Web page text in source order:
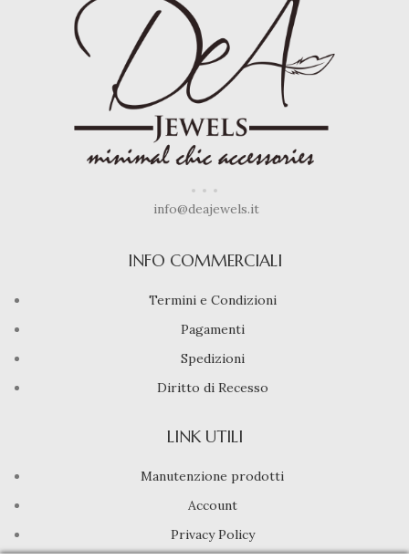
info@deajewels.it
INFO COMMERCIALI
Termini e Condizioni
Pagamenti
Spedizioni
Diritto di Recesso
LINK UTILI
Manutenzione prodotti
Account
Privacy Policy